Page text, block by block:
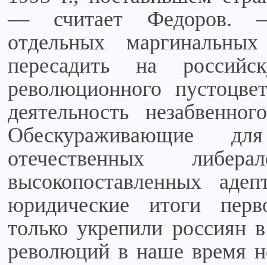
— считает Федоров.
отдельных
пересадить на
революционного
деятельность
Обескураживающие
отечественных
высокопоставленных
юридические итоги
только укрепили россиян
революций в наше время